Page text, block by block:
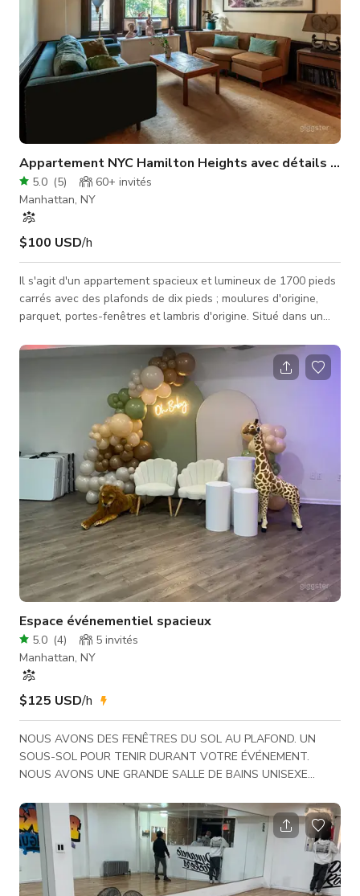
Appartement NYC Hamilton Heights avec détails
5.0 (5) 60+ invités
Manhattan, NY
$100 USD/h
Il s'agit d'un appartement spacieux et lumineux de 1700 pieds
carrés avec des plafonds de dix pieds ; moulures d'origine,
parquet, portes-fenêtres et lambris d'origine. Situé dans un
tournant du siècle, qui fut autrefois la maison d'artistes afro-
américains, Ralph Ellison, Marian Anderson et Ralph Cooper,
le bâtiment a une histoire de tournages de films/télévision.
Dans l'unité identique au-dessus, l'émission TV de Louie CK a
Espace événementiel spacieux
5.0 (4) 5 invités
Manhattan, NY
$125 USD/h
NOUS AVONS DES FENÊTRES DU SOL AU PLAFOND. UN
SOUS-SOL POUR TENIR DURANT VOTRE ÉVÉNEMENT.
NOUS AVONS UNE GRANDE SALLE DE BAINS UNISEXE
CLIMATISATION CENTRALE ET RAFRAÎCHISSEMENTS